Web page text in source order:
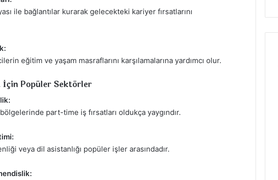
ile bağlantılar kurarak gelecekteki kariyer fırsatlarını
eğitim ve yaşam masraflarını karşılamalarına yardımcı olur.
İçin Popüler Sektörler
part-time iş fırsatları oldukça yaygındır.
veya dil asistanlığı popüler işler arasındadır.